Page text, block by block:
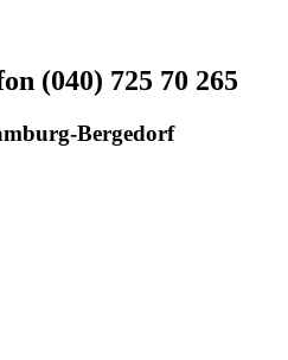
(040) 725 70 265
Bergedorf